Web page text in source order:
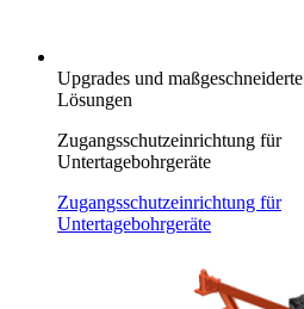
Upgrades und maßgeschneiderte
Lösungen
Zugangsschutzeinrichtung für
Untertagebohrgeräte
Zugangsschutzeinrichtung für
Untertagebohrgeräte